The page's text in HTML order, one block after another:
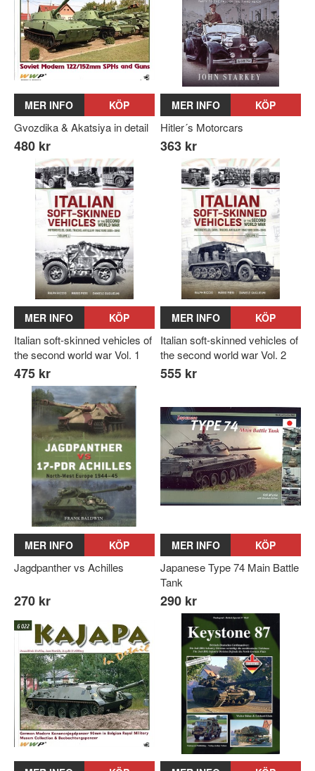
MER INFO KÖP
Gvozdika & Akatsiya in detail
480 kr
MER INFO KÖP
Hitler´s Motorcars
363 kr
MER INFO KÖP
Italian soft-skinned vehicles of
the second world war Vol. 1
475 kr
MER INFO KÖP
Italian soft-skinned vehicles of
the second world war Vol. 2
555 kr
MER INFO KÖP
Jagdpanther vs Achilles
270 kr
MER INFO KÖP
Japanese Type 74 Main Battle
Tank
290 kr